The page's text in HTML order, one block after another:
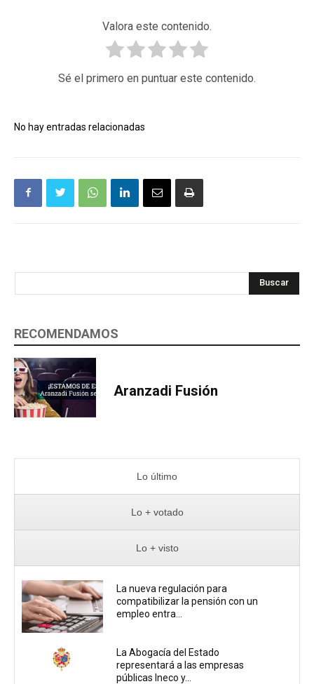
Valora este contenido.
Sé el primero en puntuar este contenido.
No hay entradas relacionadas
Buscar
RECOMENDAMOS
Aranzadi Fusión
Lo último
Lo + votado
Lo + visto
La nueva regulación para
compatibilizar la pensión con un
empleo entra...
La Abogacía del Estado
representará a las empresas
públicas Ineco y...